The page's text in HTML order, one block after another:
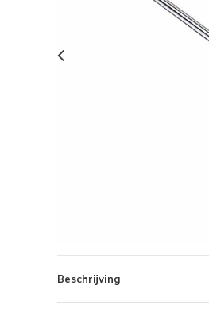
Beschrijving